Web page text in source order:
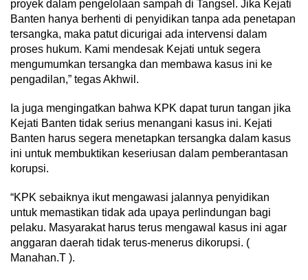
proyek dalam pengelolaan sampah di Tangsel. Jika Kejati
Banten hanya berhenti di penyidikan tanpa ada penetapan
tersangka, maka patut dicurigai ada intervensi dalam
proses hukum. Kami mendesak Kejati untuk segera
mengumumkan tersangka dan membawa kasus ini ke
pengadilan,” tegas Akhwil.
Ia juga mengingatkan bahwa KPK dapat turun tangan jika
Kejati Banten tidak serius menangani kasus ini. Kejati
Banten harus segera menetapkan tersangka dalam kasus
ini untuk membuktikan keseriusan dalam pemberantasan
korupsi.
“KPK sebaiknya ikut mengawasi jalannya penyidikan
untuk memastikan tidak ada upaya perlindungan bagi
pelaku. Masyarakat harus terus mengawal kasus ini agar
anggaran daerah tidak terus-menerus dikorupsi. (
Manahan.T ).